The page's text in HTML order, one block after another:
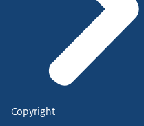
Copyright